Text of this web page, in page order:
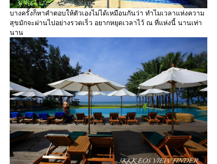
บางครั้งก็หาคำตอบให้ตัวเองไม่ได้เหมือนกันว่า ทำไมเวลาแห่งความ
สุขมักจะผ่านไปอย่างรวดเร็ว อยากหยุดเวลาไว้ ณ ที่แห่งนี้ นานเท่า
นาน